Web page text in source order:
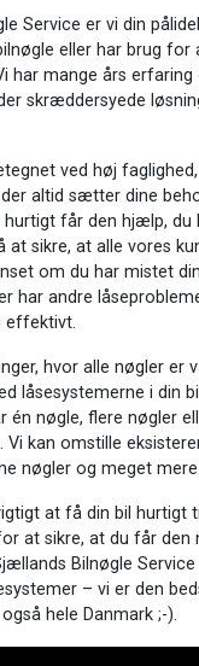
Service er vi din
eller har brug for
har mange års erfaring
skræddersyede
ved høj
altid sætter dine
får den hjælp, du
at sikre, at alle vores
om du har mistet
har andre
effektivt.
hvor alle nøgler er
låsesystemerne i din
én nøgle, flere nøgler
Vi kan omstille
nøgler og meget mere.
at få din bil hurtigt
at sikre, at du får den
Bilnøgle
– vi er den
hele Danmark ;-).